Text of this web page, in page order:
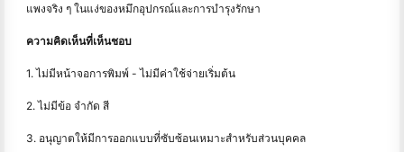
แพงจริง ๆ ในแง่ของหมึกอุปกรณ์และการบำรุงรักษา
ความคิดเห็นที่เห็นชอบ
1. ไม่มีหน้าจอการพิมพ์ - ไม่มีค่าใช้จ่ายเริ่มต้น
2. ไม่มีข้อ จำกัด สี
3. อนุญาตให้มีการออกแบบที่ซับซ้อนเหมาะสำหรับส่วนบุคคล